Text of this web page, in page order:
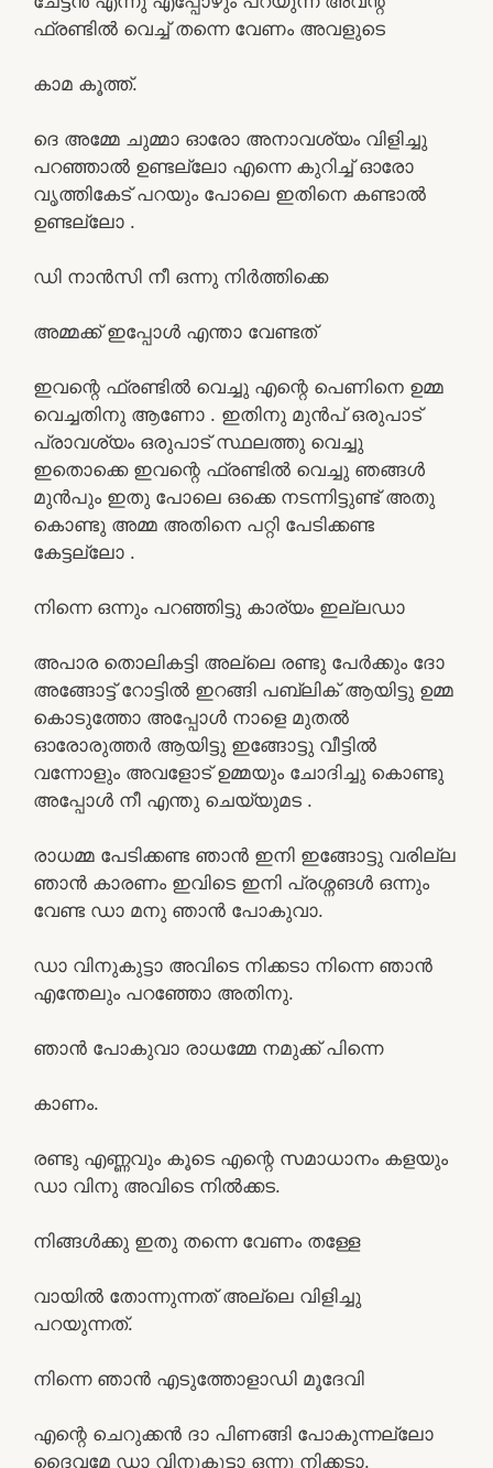
ഫ്രണ്ടിൽ വെച്ച് തന്നെ വേണം അവളുടെ
കാമ കൂത്ത്.
ദെ അമ്മേ ചുമ്മാ ഓരോ അനാവശ്യം വിളിച്ചു
പറഞ്ഞാൽ ഉണ്ടല്ലോ എന്നെ കുറിച്ച് ഓരോ
വൃത്തികേട് പറയും പോലെ ഇതിനെ കണ്ടാൽ
ഉണ്ടല്ലോ .
ഡി നാൻസി നീ ഒന്നു നിർത്തിക്കെ
അമ്മക്ക് ഇപ്പോൾ എന്താ വേണ്ടത്
ഇവന്റെ ഫ്രണ്ടിൽ വെച്ചു എന്റെ പെണിനെ ഉമ്മ
വെച്ചതിനു ആണോ . ഇതിനു മുൻപ് ഒരുപാട്
പ്രാവശ്യം ഒരുപാട് സ്ഥലത്തു വെച്ചു
ഇതൊക്കെ ഇവന്റെ ഫ്രണ്ടിൽ വെച്ചു ഞങ്ങൾ
മുൻപും ഇതു പോലെ ഒക്കെ നടന്നിട്ടുണ്ട് അതു
കൊണ്ടു അമ്മ അതിനെ പറ്റി പേടിക്കണ്ട
കേട്ടല്ലോ .
നിന്നെ ഒന്നും പറഞ്ഞിട്ടു കാര്യം ഇല്ലഡാ
അപാര തൊലികട്ടി അല്ലെ രണ്ടു പേർക്കും ദോ
അങ്ങോട്ട് റോട്ടിൽ ഇറങ്ങി പബ്ലിക് ആയിട്ടു ഉമ്മ
കൊടുത്തോ അപ്പോൾ നാളെ മുതൽ
ഓരോരുത്തർ ആയിട്ടു ഇങ്ങോട്ടു വീട്ടിൽ
വന്നോളും അവളോട്‌ ഉമ്മയും ചോദിച്ചു കൊണ്ടു
അപ്പോൾ നീ എന്തു ചെയ്യുമട .
രാധമ്മ പേടിക്കണ്ട ഞാൻ ഇനി ഇങ്ങോട്ടു വരില്ല
ഞാൻ കാരണം ഇവിടെ ഇനി പ്രശ്നങൾ ഒന്നും
വേണ്ട ഡാ മനു ഞാൻ പോകുവാ.
ഡാ വിനുകുട്ടാ അവിടെ നിക്കടാ നിന്നെ ഞാൻ
എന്തേലും പറഞ്ഞോ അതിനു.
ഞാൻ പോകുവാ രാധമ്മേ നമുക്ക് പിന്നെ
കാണം.
രണ്ടു എണ്ണവും കൂടെ എന്റെ സമാധാനം കളയും
ഡാ വിനു അവിടെ നിൽക്കട.
നിങ്ങൾക്കു ഇതു തന്നെ വേണം തള്ളേ
വായിൽ തോന്നുന്നത് അല്ലെ വിളിച്ചു
പറയുന്നത്.
നിന്നെ ഞാൻ എടുത്തോളാഡി മൂദേവി
എന്റെ ചെറുക്കൻ ദാ പിണങ്ങി പോകുന്നല്ലോ
ദൈവമേ ഡാ വിനുകുട്ടാ ഒന്നു നിക്കടാ.